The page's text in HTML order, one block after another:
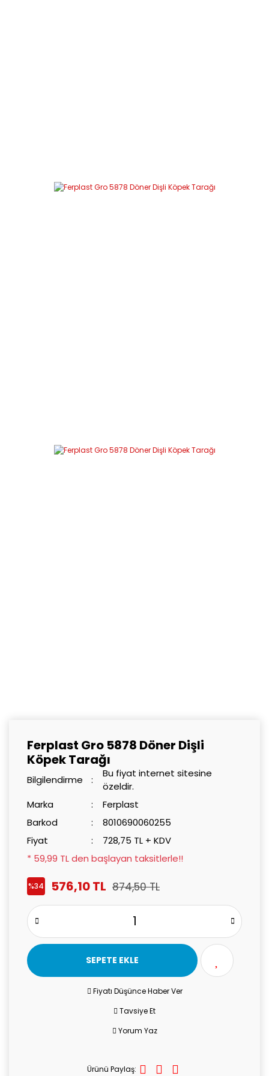
Ferplast Gro 5878 Döner Dişli
Köpek Tarağı
Bilgilendirme
Bu fiyat internet sitesine
özeldir.
Marka
Ferplast
Barkod
8010690060255
Fiyat
728,75 TL + KDV
* 59,99 TL den başlayan taksitlerle!!
%34 576,10 TL 874,50 TL
SEPETE EKLE
Fiyatı Düşünce Haber Ver
Tavsiye Et
Yorum Yaz
Ürünü Paylaş: